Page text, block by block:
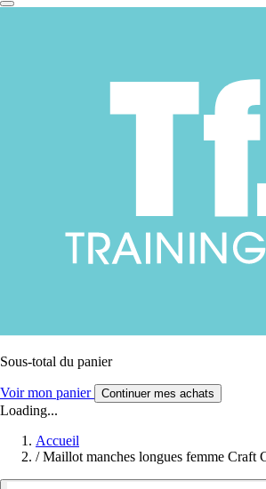
Sous-total du panier
Voir mon panier Continuer mes achats
Loading...
Accueil
/ Maillot manches longues femme Craft